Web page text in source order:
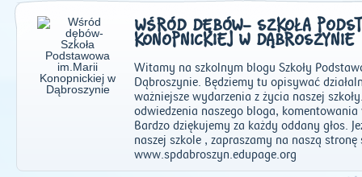
WŚRÓD DĘBÓW- SZKOŁA
KONOPNICKIEJ W DĄBROSZYNIE
Witamy na szkolnym blogu Szkoły
Dąbroszynie. Będziemy tu opisywać
ważniejsze wydarzenia z życia naszej
odwiedzenia naszego bloga,
Bardzo dziękujemy za każdy oddany głos.
naszej szkole , zapraszamy na naszą stronę
www.spdabroszyn.edupage.org
2011| 2012|